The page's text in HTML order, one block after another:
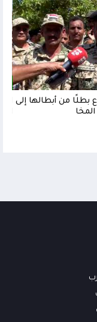
بطلًا من أبطالها إلى